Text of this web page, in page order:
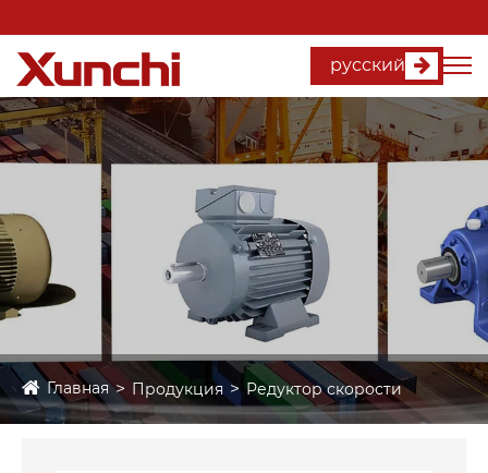
русский
Главная Продукция Редуктор скорости